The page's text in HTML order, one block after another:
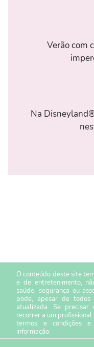
Verão com
Na
O conteúdo deste site
e de entretenimento,
saúde, segurança ou
pode, apesar de todos
atualizada. Se precisar
recorrer a um
termos e condiçõese
informação.